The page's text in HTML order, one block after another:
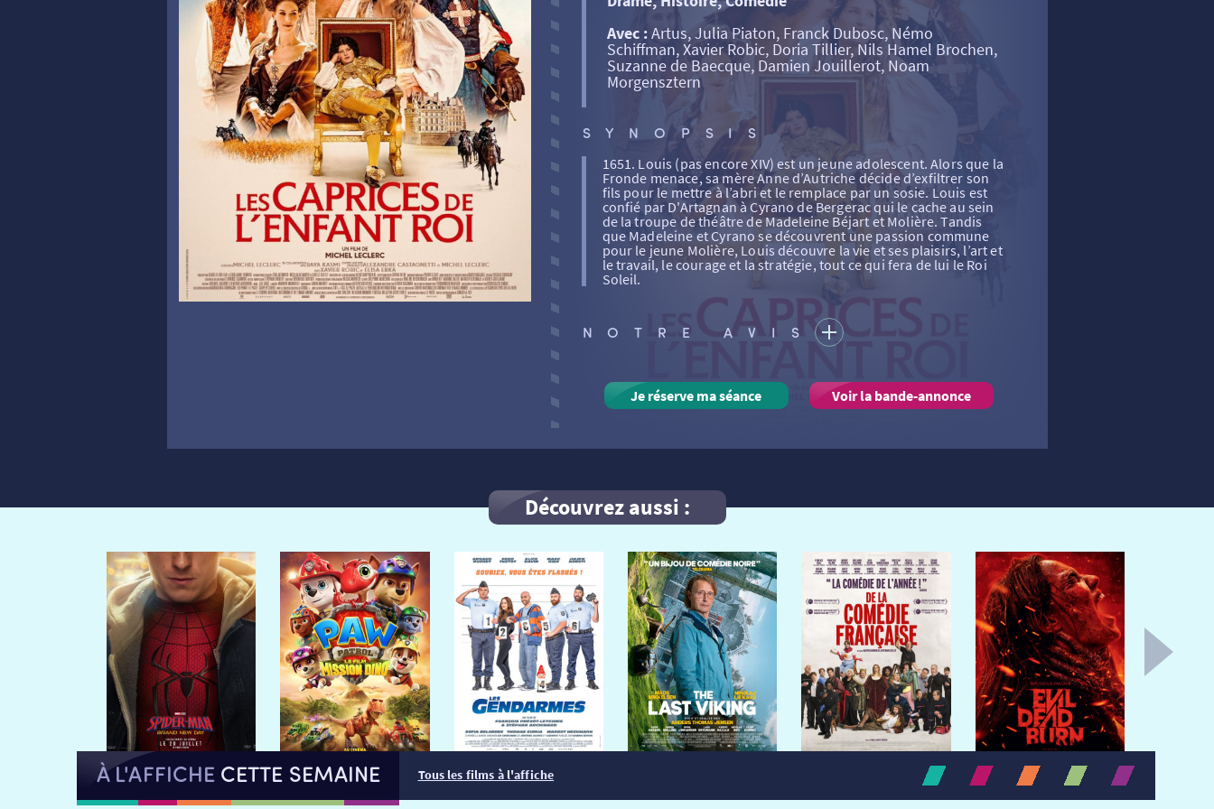
Avec :Artus, Julia Piaton, Franck Dubosc, Némo
Schiffman, Xavier Robic, Doria Tillier, Nils Hamel Brochen,
Suzanne de Baecque, Damien Jouillerot, Noam
Morgensztern
SYNOPSIS
1651. Louis (pas encore XIV) est un jeune adolescent. Alors que la
Fronde menace, sa mère Anne d’Autriche décide d’exfiltrer son
fils pour le mettre à l’abri et le remplace par un sosie. Louis est
confié par D'Artagnan à Cyrano de Bergerac qui le cache au sein
de la troupe de théâtre de Madeleine Béjart et Molière. Tandis
que Madeleine et Cyrano se découvrent une passion commune
pour le jeune Molière, Louis découvre la vie et ses plaisirs, l’art et
le travail, le courage et la stratégie, tout ce qui fera de lui le Roi
Soleil.
NOTRE AVIS
Je réserve ma séance Voir la bande-annonce
Découvrez aussi :
À L'AFFICHE CETTE SEMAINE Tous les films à l'affiche